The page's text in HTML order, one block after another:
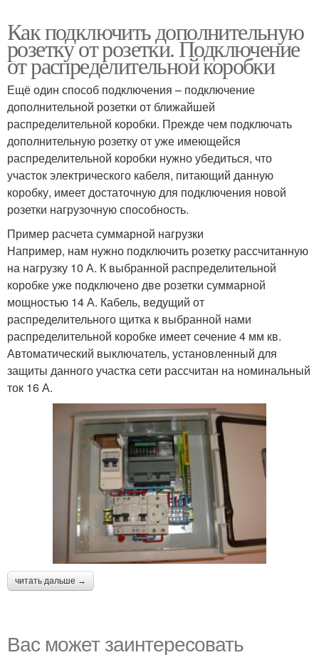
Как подключить дополнительную
розетку от розетки. Подключение
от распределительной коробки
Ещё один способ подключения – подключение
дополнительной розетки от ближайшей
распределительной коробки. Прежде чем подключать
дополнительную розетку от уже имеющейся
распределительной коробки нужно убедиться, что
участок электрического кабеля, питающий данную
коробку, имеет достаточную для подключения новой
розетки нагрузочную способность.
Пример расчета суммарной нагрузки
Например, нам нужно подключить розетку рассчитанную
на нагрузку 10 А. К выбранной распределительной
коробке уже подключено две розетки суммарной
мощностью 14 А. Кабель, ведущий от
распределительного щитка к выбранной нами
распределительной коробке имеет сечение 4 мм кв.
Автоматический выключатель, установленный для
защиты данного участка сети рассчитан на номинальный
ток 16 А.
читать дальше →
Вас может заинтересовать